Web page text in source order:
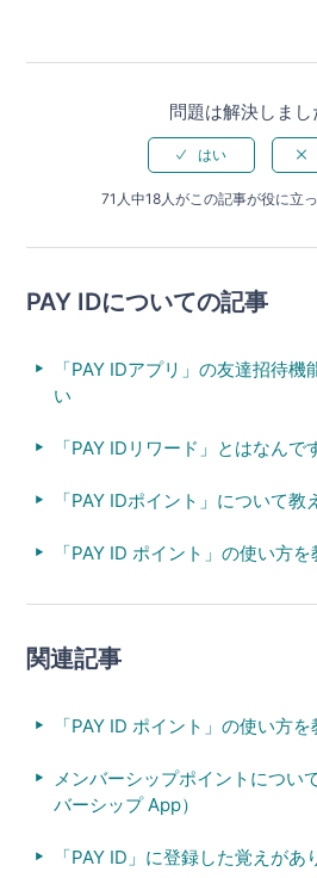
問題は解決しまし
71人中18人がこの記事が役に立
PAY IDについての記事
「PAY IDアプリ」の友達招待
い
「PAY IDリワード」とはなんで
「PAY IDポイント」について教
「PAY ID ポイント」の使い方
関連記事
「PAY ID ポイント」の使い方
メンバーシップポイントについ
バーシップ App）
「PAY ID」に登録した覚えがあ